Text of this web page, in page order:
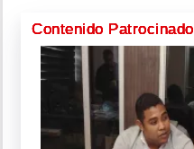
Contenido Patrocinado